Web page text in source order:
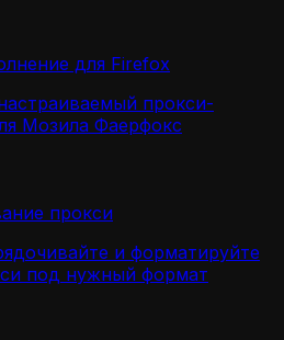
для Firefox
прокси-
Мозила Фаерфокс
прокси
и форматируйте
под нужный формат